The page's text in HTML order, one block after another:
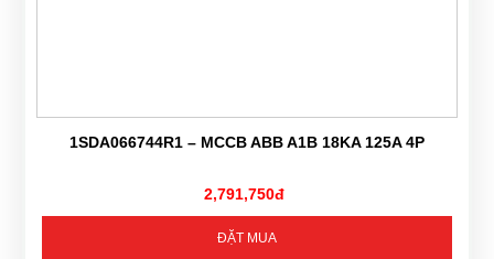
1SDA066744R1 – MCCB ABB A1B 18KA 125A 4P
2,791,750đ
ĐẶT MUA